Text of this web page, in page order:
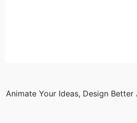
Animate Your Ideas, Design Better